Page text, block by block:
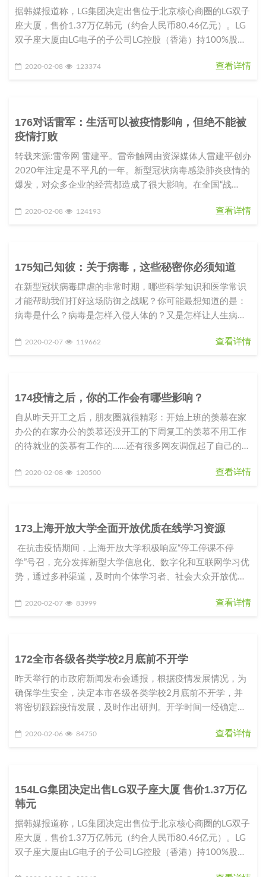
据韩媒报道称，LG集团决定出售位于北京核心商圈的LG双子
座大厦，售价1.37万亿韩元（约合人民币80.46亿元）。LG
双子座大厦由LG电子的子公司LG控股（香港）持100%股
2020-02-08 123374 查看详情
176对话雷军：生活可以被疫情影响，但绝不能被
疫情打败
转载来源:雷帝网 雷建平。雷帝触网由资深媒体人雷建平创办
2020年注定是不平凡的一年。新型冠状病毒感染肺炎疫情的
爆发，对众多企业的经营都造成了很大影响。在全国“战
2020-02-08 124193 查看详情
175知己知彼：关于病毒，这些秘密你必须知道
在新型冠状病毒肆虐的非常时期，哪些科学知识和医学常识
才能帮助我们打好这场防御之战呢？你可能最想知道的是：
病毒是什么？病毒是怎样入侵人体的？又是怎样让人生病
2020-02-07 119662 查看详情
174疫情之后，你的工作会有哪些影响？
自从昨天开工之后，朋友圈就很精彩：开始上班的羡慕在家
办公的在家办公的羡慕还没开工的下周复工的羡慕不用工作
的待就业的羡慕有工作的……还有很多网友调侃起了自己的职
2020-02-08 120500 查看详情
173上海开放大学全面开放优质在线学习资源
在抗击疫情期间，上海开放大学积极响应“停工停课不停
学”号召，充分发挥新型大学信息化、数字化和互联网学习优
势，通过多种渠道，及时向个体学习者、社会大众开放优质
2020-02-07 83999 查看详情
172全市各级各类学校2月底前不开学
昨天举行的市政府新闻发布会通报，根据疫情发展情况，为
确保学生安全，决定本市各级各类学校2月底前不开学，并
将密切跟踪疫情发展，及时作出研判。开学时间一经确定，
2020-02-06 84750 查看详情
154LG集团决定出售LG双子座大厦 售价1.37万亿
韩元
据韩媒报道称，LG集团决定出售位于北京核心商圈的LG双子
座大厦，售价1.37万亿韩元（约合人民币80.46亿元）。LG
双子座大厦由LG电子的子公司LG控股（香港）持100%股